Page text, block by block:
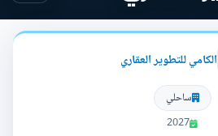
الكامي للتطوير العقاري
ساحلي
2027